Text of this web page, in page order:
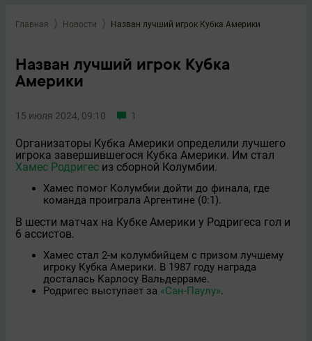
Главная Новости Назван лучший игрок Кубка Америки
Назван лучший игрок Кубка
Америки
15 июля 2024, 09:10 1
Организаторы Кубка Америки определили лучшего
игрока завершившегося Кубка Америки. Им стал
Хамес Родригес из сборной Колумбии.
Хамес помог Колумбии дойти до финала, где
команда проиграла Аргентине (0:1).
В шести матчах на Кубке Америки у Родригеса гол и
6 ассистов.
Хамес стал 2-м колумбийцем с призом лучшему
игроку Кубка Америки. В 1987 году награда
досталась Карлосу Вальдерраме.
Родригес выступает за «Сан-Паулу».